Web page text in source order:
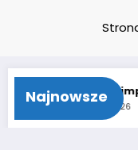
Najnowsze
21. Finał Olimpiady
11 czerwca 2026